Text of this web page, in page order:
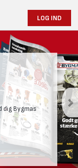
LOG IND
dig Bygmas